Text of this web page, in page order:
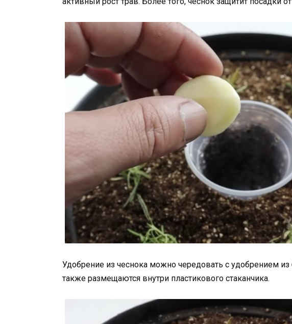
Удобрение из чеснока можно чередовать с удобрением
также размещаются внутри пластикового стаканчика.